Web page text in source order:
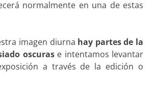
normalmente en una de estas
imagen diurna hay partes de la
oscurase intentamos levantar
a través de la edición o